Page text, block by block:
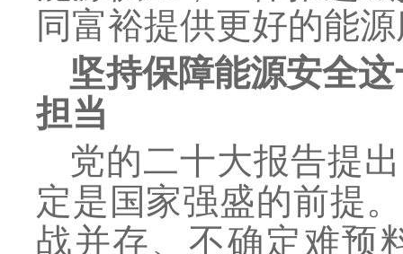
同富裕提供更好的能
坚持保障能源安全
担当
党的二十大报告提
定是国家强盛的前提
战并存、不确定难预